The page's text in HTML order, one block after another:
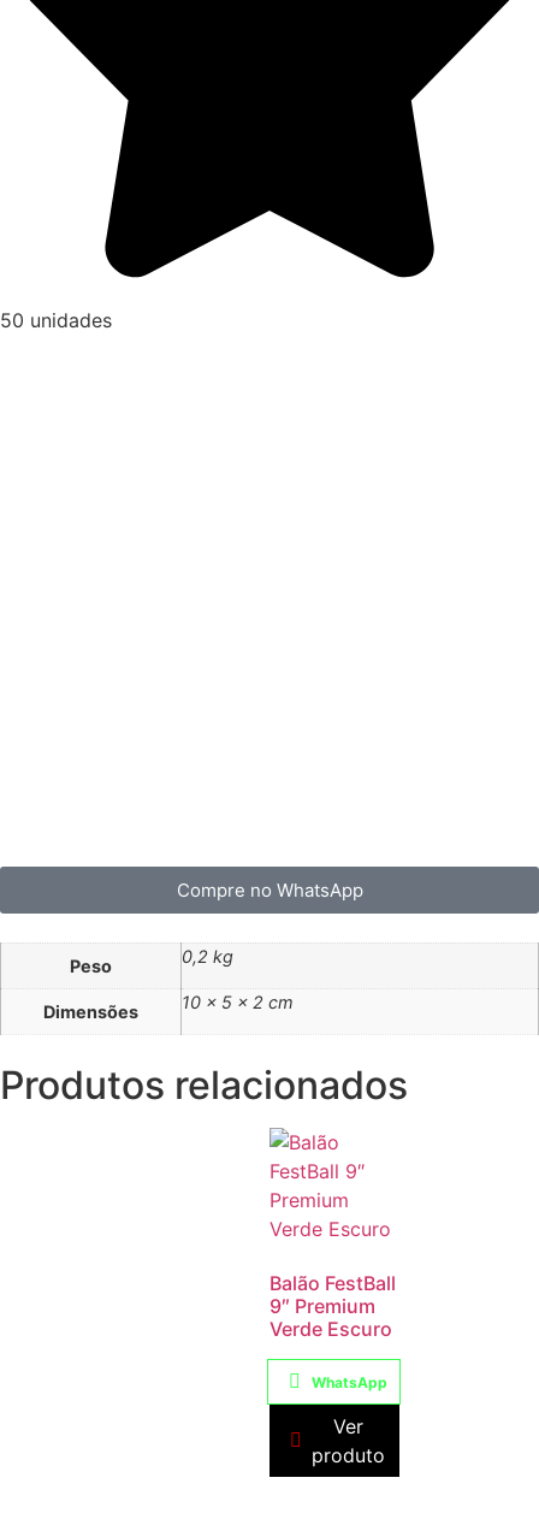
50 unidades
Compre no WhatsApp
Peso 0,2 kg
Dimensões 10 × 5 × 2 cm
Produtos relacionados
Balão FestBall
9″ Premium
Verde Escuro
WhatsApp
Ver
produto